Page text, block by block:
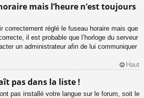
mais l’heure n’est toujours
correctement réglé le fuseau horaire mais que
il est probable que l’horloge du serveur
un administrateur afin de lui communiquer
Haut
pas dans la liste !
pas installé votre langue sur le forum, soit le